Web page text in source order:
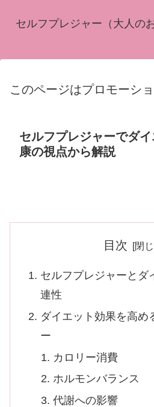
セルフプレジャー（大人の
このページはプロモーシ
セルフプレジャーでダ
康の視点から解説
目次
セルフプレジャーとダ
連性
ダイエット効果を高め
ー
カロリー消費
ホルモンバランス
代謝への影響